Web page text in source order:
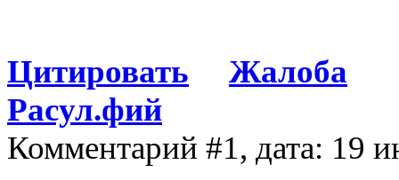
Цитировать
Жалоба
Расул.фий
Комментарий #1, дата: 19